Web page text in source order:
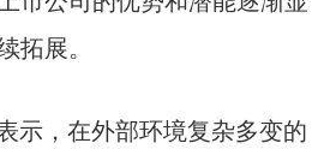
拓展。
示，在外部环境复杂多变的